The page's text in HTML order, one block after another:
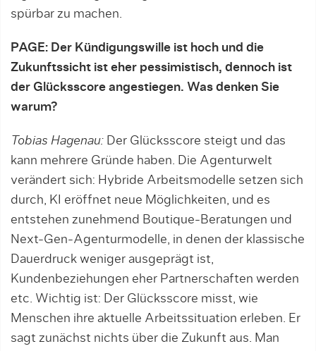
spürbar zu machen.
PAGE: Der Kündigungswille ist hoch und die
Zukunftssicht ist eher pessimistisch, dennoch ist
der Glücksscore angestiegen. Was denken Sie
warum?
Tobias Hagenau: Der Glücksscore steigt und das
kann mehrere Gründe haben. Die Agenturwelt
verändert sich: Hybride Arbeitsmodelle setzen sich
durch, KI eröffnet neue Möglichkeiten, und es
entstehen zunehmend Boutique-Beratungen und
Next-Gen-Agenturmodelle, in denen der klassische
Dauerdruck weniger ausgeprägt ist,
Kundenbeziehungen eher Partnerschaften werden
etc. Wichtig ist: Der Glücksscore misst, wie
Menschen ihre aktuelle Arbeitssituation erleben. Er
sagt zunächst nichts über die Zukunft aus. Man